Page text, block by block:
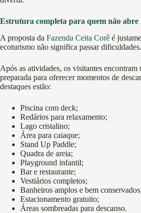
Estrutura completa para quem não abre
A proposta da Fazenda Ceita Corê é
ecoturismo não significa passar dificuldades.
Após as atividades, os visitantes encontram
preparada para oferecer momentos de
destaques estão:
Piscina com deck;
Redários para relaxamento;
Lago cristalino;
Área para caiaque;
Stand Up Paddle;
Quadra de areia;
Playground infantil;
Bar e restaurante;
Vestiários completos;
Banheiros amplos e bem conservados;
Estacionamento gratuito;
Áreas sombreadas para descanso.